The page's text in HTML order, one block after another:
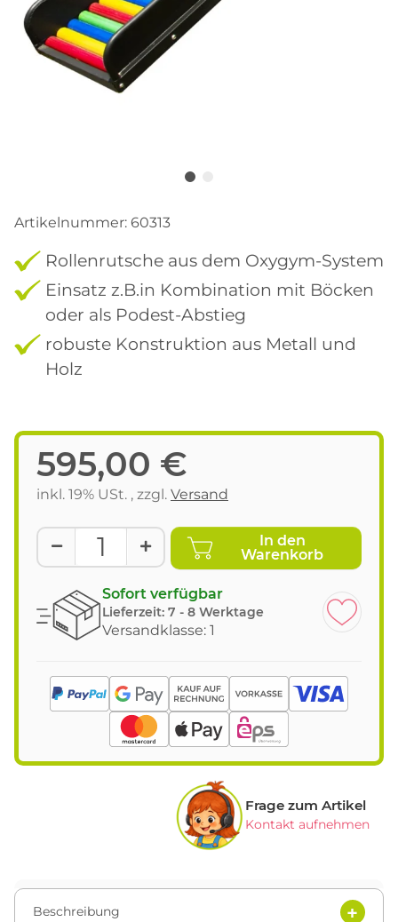
Artikelnummer: 60313
Rollenrutsche aus dem Oxygym-System
Einsatz z.B.in Kombination mit Böcken
oder als Podest-Abstieg
robuste Konstruktion aus Metall und
Holz
595,00 €
inkl. 19% USt. , zzgl. Versand
In den
Warenkorb
Sofort verfügbar
Lieferzeit: 7 - 8 Werktage
Versandklasse: 1
Frage zum Artikel
Kontakt aufnehmen
Beschreibung